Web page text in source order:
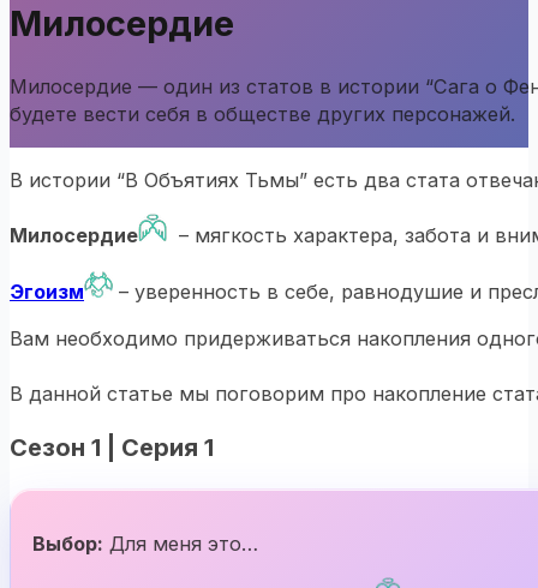
Милосердие
Милосердие — один из статов в истории “Сага о
будете вести себя в обществе других персонажей.
В истории “В Объятиях Тьмы” есть два стата
Милосердие – мягкость характера, забота и
Эгоизм
– уверенность в себе, равнодушие и
Вам необходимо придерживаться накопления
В данной статье мы поговорим про накопление
Сезон 1 | Серия 1
Выбор: Для меня это…